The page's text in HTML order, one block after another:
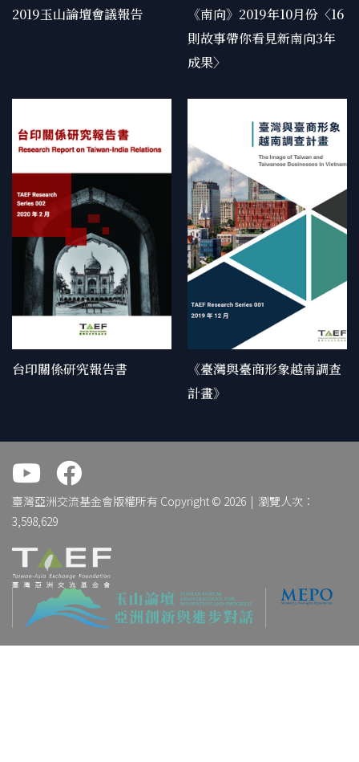
2019玉山論壇會議報告
《南向》2019年10月份〈16
則故事帶你看見新南向3年
成果〉
台印關係研究報告書
《臺灣與臺商形象越南調查
計畫》
臺灣亞洲交流基金會版權所有 Copyright © 2026 | 瀏覽人次：
3,598,629